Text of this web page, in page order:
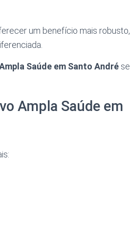
um benefício mais robusto,
Saúde em Santo André se
Ampla Saúde em